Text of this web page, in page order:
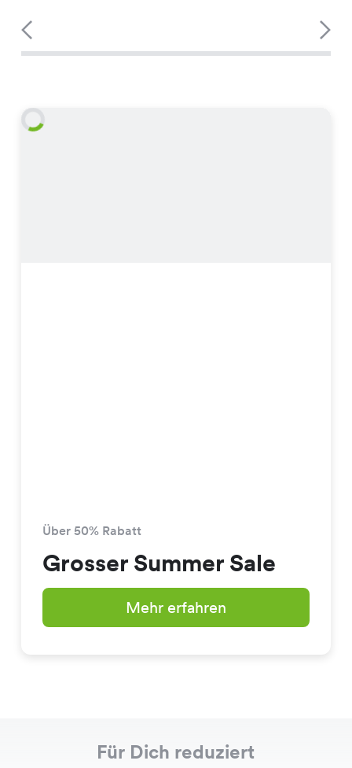
Über 50% Rabatt
Grosser Summer Sale
Mehr erfahren
Für Dich reduziert